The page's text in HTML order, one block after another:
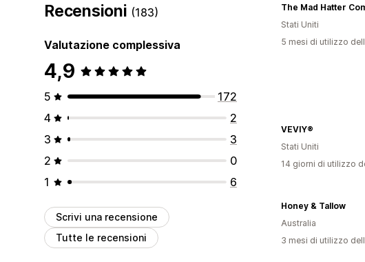
Recensioni (183)
Valutazione complessiva
4,9
5
172
4
2
3
3
2
0
1
6
Scrivi una recensione
Tutte le recensioni
Stati Uniti
5 mesi di utilizzo
VEVIY®
Stati Uniti
14 giorni di utilizzo
Honey & Tallow
Australia
3 mesi di utilizzo